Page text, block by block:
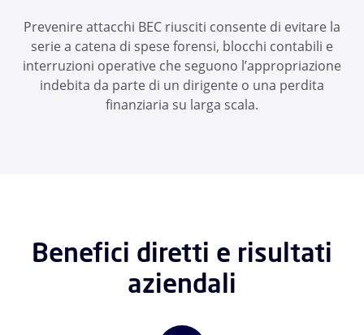
Prevenire attacchi BEC riusciti consente di evitare la
serie a catena di spese forensi, blocchi contabili e
interruzioni operative che seguono l’appropriazione
indebita da parte di un dirigente o una perdita
finanziaria su larga scala.
Benefici diretti e risultati
aziendali